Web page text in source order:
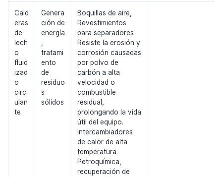
Cald
eras
de
lech
o
fluid
izad
o
circ
ulan
te
Genera
ción de
energía
,
tratami
ento
de
residuo
s
sólidos
Boquillas de aire,
Revestimientos
para separadores
Resiste la erosión y
corrosión causadas
por polvo de
carbón a alta
velocidad o
combustible
residual,
prolongando la vida
útil del equipo.
Intercambiadores
de calor de alta
temperatura
Petroquímica,
recuperación de